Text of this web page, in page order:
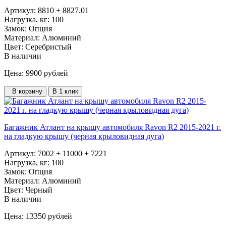
Артикул: 8810 + 8827.01
Нагрузка, кг: 100
Замок: Опция
Материал: Алюминий
Цвет: Серебристый
В наличии
Цена: 9900 рублей
В корзину В 1 клик
Багажник Атлант на крышу автомобиля Ravon R2 2015-2021 г.
на гладкую крышу (черная крыловидная дуга)
Артикул: 7002 + 11000 + 7221
Нагрузка, кг: 100
Замок: Опция
Материал: Алюминий
Цвет: Черный
В наличии
Цена: 13350 рублей